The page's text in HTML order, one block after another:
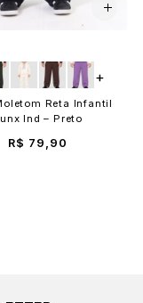
Reta Infantil
Ind – Preto
R$ 79,90
+